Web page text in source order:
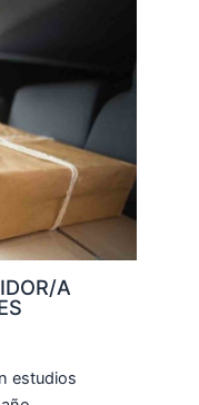
A
estudios